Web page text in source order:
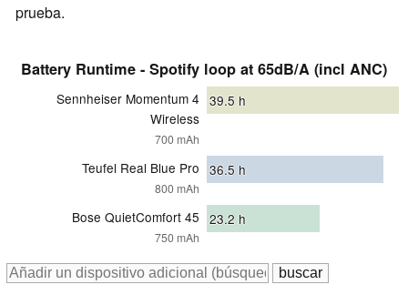
prueba.
Battery Runtime - Spotify loop at 65dB/A (incl ANC)
Sennheiser Momentum 4
Wireless
700 mAh
39.5 h
Teufel Real Blue Pro
800 mAh
36.5 h
Bose QuietComfort 45
750 mAh
23.2 h